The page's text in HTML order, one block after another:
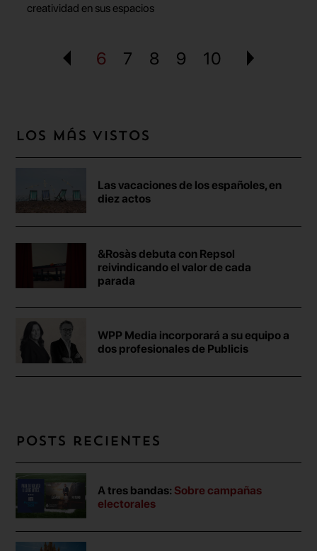
creatividad en sus espacios
6 7 8 9 10
Los más vistos
Las vacaciones de los españoles, en
diez actos
&Rosàs debuta con Repsol
reivindicando el valor de cada
parada
WPP Media incorporará a su equipo a
dos profesionales de Publicis
Posts recientes
A tres bandas: Sobre campañas
electorales